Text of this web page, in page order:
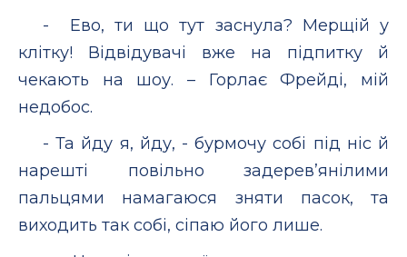
- Ево, ти що тут заснула? Мерщій у
клітку! Відвідувачі вже на підпитку й
чекають на шоу. – Горлає Фрейді, мій
недобос.
- Та йду я, йду, - бурмочу собі під ніс й
нарешті повільно задерев’янілими
пальцями намагаюся зняти пасок, та
виходить так собі, сіпаю його лише.